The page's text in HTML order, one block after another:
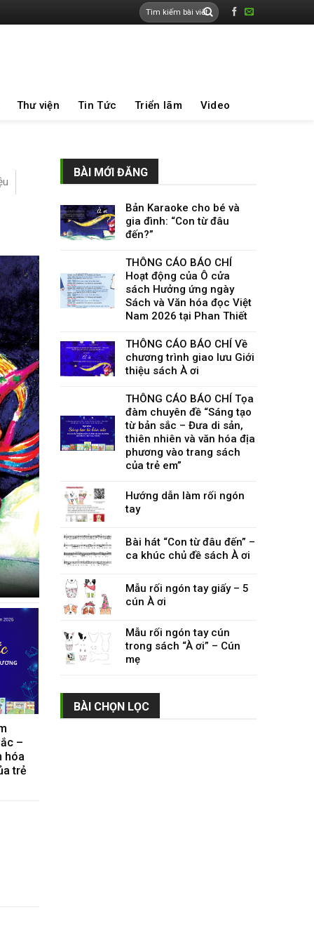
Thư viện Tin Tức Triển lãm Video
–
hóa
trẻ
BÀI MỚI ĐĂNG
Bản Karaoke cho bé và
gia đình: “Con từ đâu
đến?”
THÔNG CÁO BÁO CHÍ
Hoạt động của Ô cửa
sách Hưởng ứng ngày
Sách và Văn hóa đọc Việt
Nam 2026 tại Phan Thiết
THÔNG CÁO BÁO CHÍ Về
chương trình giao lưu Giới
thiệu sách À ơi
THÔNG CÁO BÁO CHÍ Tọa
đàm chuyên đề “Sáng tạo
từ bản sắc – Đưa di sản,
thiên nhiên và văn hóa địa
phương vào trang sách
của trẻ em”
Hướng dẫn làm rối ngón
tay
Bài hát “Con từ đâu đến” –
ca khúc chủ đề sách À ơi
Mẫu rối ngón tay giấy – 5
cún À ơi
Mẫu rối ngón tay cún
trong sách “À ơi” – Cún
mẹ
BÀI CHỌN LỌC